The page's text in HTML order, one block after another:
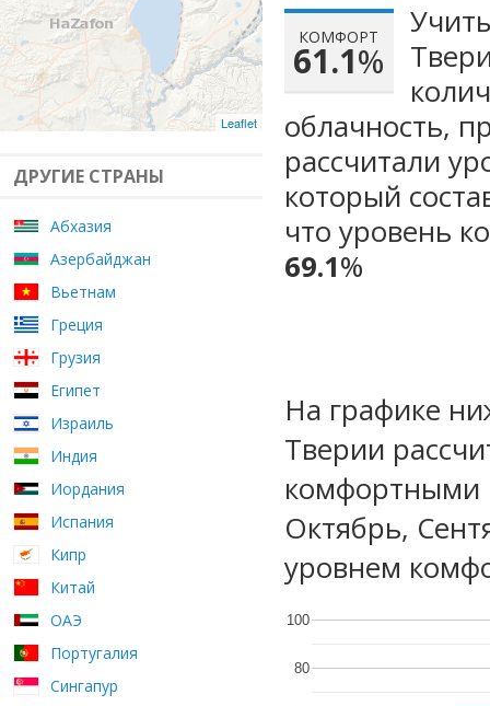
Leaflet
ДРУГИЕ СТРАНЫ
Абхазия
Азербайджан
Вьетнам
Греция
Грузия
Египет
Израиль
Индия
Иордания
Испания
Кипр
Китай
ОАЭ
Португалия
Сингапур
КОМФОРТ
61.1%
облачность,
рассчитали
который
что уровень
69.1%
На графике
Тверии
комфортными
Октябрь,
уровнем
80
100